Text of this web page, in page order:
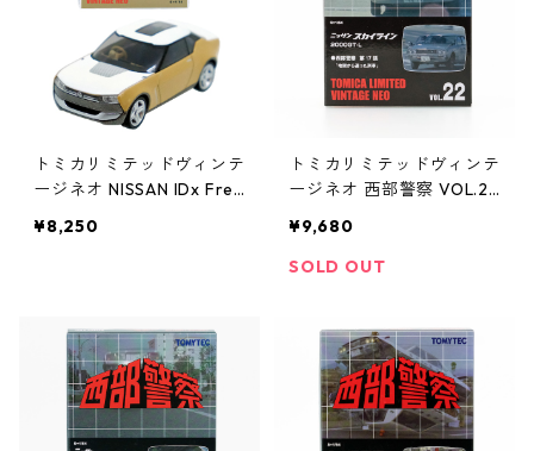
トミカリミテッドヴィンテ
ージネオ NISSAN IDx Free
ショー出品車 #36255482
¥8,250
トミカリミテッドヴィンテ
ージネオ 西部警察 VOL.22
00GT-L #36276647
¥9,680
SOLD OUT